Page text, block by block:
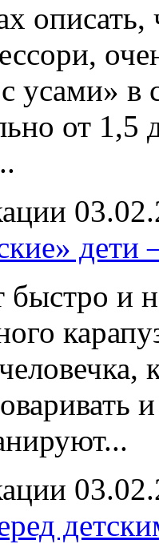
описать,
усами» в
от 1,5
дети
быстро и